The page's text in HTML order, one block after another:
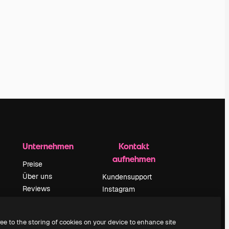
Unternehmen
Preise
Über uns
Reviews
Blog
Kontakt
aufnehmen
Kundensupport
Instagram
TikTok
to the storing of cookies on your device to enhance site